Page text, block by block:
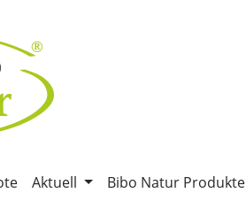
Aktuell Bibo Natur Produkte